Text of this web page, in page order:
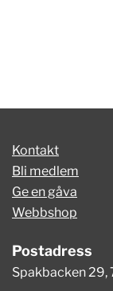
Kontakt
Bli medlem
Ge en gåva
Webbshop
Postadress
Spakbacken 29,